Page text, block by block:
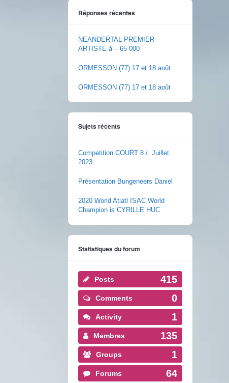
Réponses récentes
NEANDERTAL PREMIER
ARTISTE à – 65 000
ORMESSON (77) 17 et 18 août
ORMESSON (77) 17 et 18 août
Sujets récents
Competition COURT 8./. Juillet
2023
Présentation Bungeneers Daniel
2020 World Atlatl ISAC World
Champion is CYRILLE HUC
Statistiques du forum
Posts 415
Comments 0
Activity 1
Membres 135
Groups 1
Forums 64